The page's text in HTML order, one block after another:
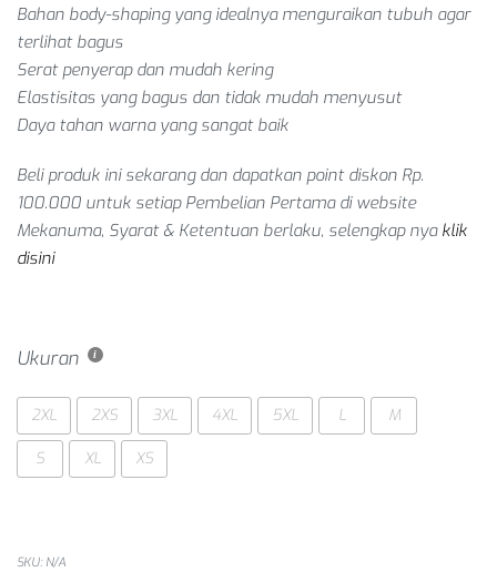
Bahan body-shaping yang idealnya menguraikan tubuh agar
terlihat bagus
Serat penyerap dan mudah kering
Elastisitas yang bagus dan tidak mudah menyusut
Daya tahan warna yang sangat baik
Beli produk ini sekarang dan dapatkan point diskon Rp.
100.000 untuk setiap Pembelian Pertamadi website
Mekanuma, Syarat & Ketentuan berlaku, selengkap nya klik
disini
Ukuran
2XL 2XS 3XL 4XL 5XL L M
S XL XS
SKU: N/A